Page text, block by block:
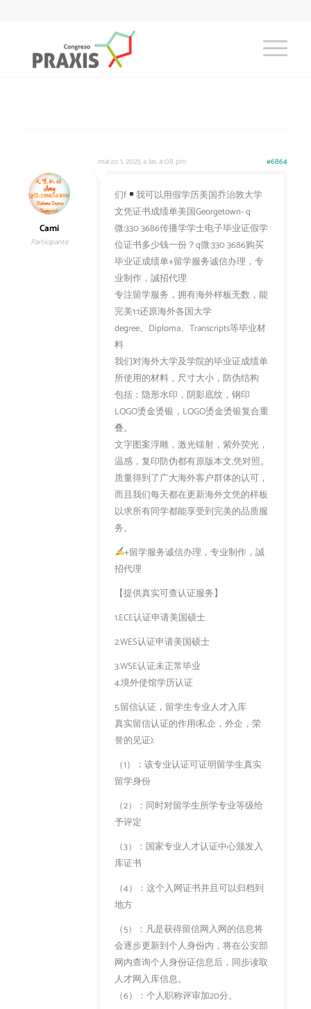
marzo 1, 2025 a las 4:08 pm #6864
Cami
Participante
们f
我可以用假学历美国乔治敦大学
文凭证书成绩单美国Georgetown- q
微:330 3686传播学学士电子毕业证假学
位证书多少钱一份？q微:330 3686购买
毕业证成绩单+留学服务诚信办理，专
业制作，誠招代理
专注留学服务，拥有海外样板无数，能
完美1:1还原海外各国大学
degree、Diploma、Transcripts等毕业材
料
我们对海外大学及学院的毕业证成绩单
所使用的材料，尺寸大小，防伪结构
包括：隐形水印，阴影底纹，钢印
LOGO烫金烫银，LOGO烫金烫银复合重
叠。
文字图案浮雕，激光镭射，紫外荧光，
温感，复印防伪都有原版本文,凭对照。
质量得到了广大海外客户群体的认可，
而且我们每天都在更新海外文凭的样板
以求所有同学都能享受到完美的品质服
务。
+留学服务诚信办理，专业制作，誠
招代理
【提供真实可查认证服务】
1.ECE认证申请美国硕士
2.WES认证申请美国硕士
3.WSE认证未正常毕业
4.境外使馆学历认证
5.留信认证，留学生专业人才入库
真实留信认证的作用(私企，外企，荣
誉的见证):
（1）：该专业认证可证明留学生真实
留学身份
（2）：同时对留学生所学专业等级给
予评定
（3）：国家专业人才认证中心颁发入
库证书
（4）：这个入网证书并且可以归档到
地方
（5）：凡是获得留信网入网的信息将
会逐步更新到个人身份内，将在公安部
网内查询个人身份证信息后，同步读取
人才网入库信息。
（6）：个人职称评审加20分。